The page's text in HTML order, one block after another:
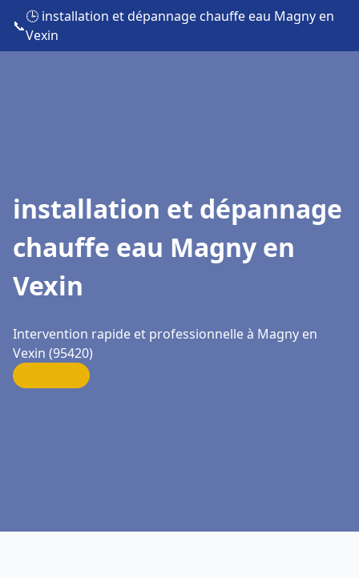
📞
🕒 installation et dépannage chauffe eau Magny en
Vexin
installation et dépannage
chauffe eau Magny en
Vexin
Intervention rapide et professionnelle à Magny en
Vexin (95420)